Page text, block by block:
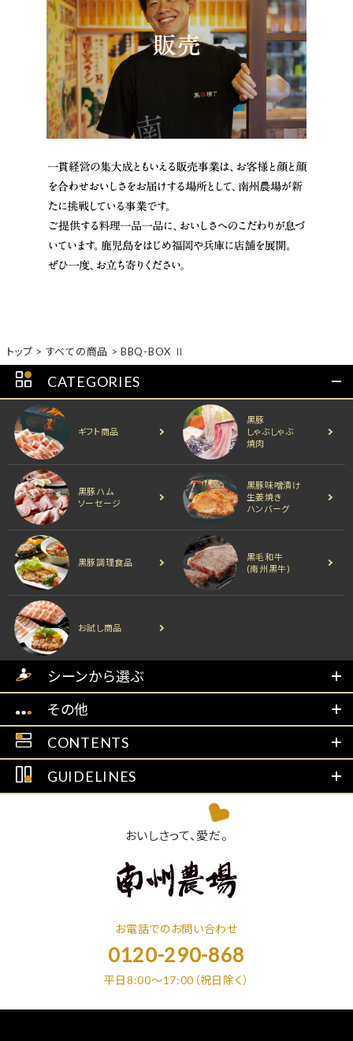
トップ すべての商品 BBQ-BOX Ⅱ
CATEGORIES
ギフト商品
黒豚
しゃぶしゃぶ
焼肉
黒豚ハム
ソーセージ
黒豚味噌漬け
生姜焼き
ハンバーグ
黒豚調理食品
黒毛和牛
(南州黒牛)
お試し商品
シーンから選ぶ
その他
CONTENTS
GUIDELINES
おいしさって、愛だ。
お電話でのお問い合わせ
0120-290-868
平日8:00～17:00（祝日除く）